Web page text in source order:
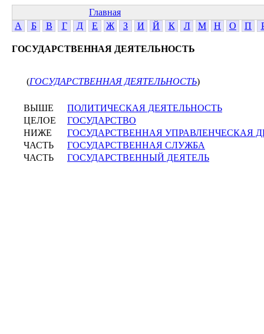
Главная
А
Б В Г Д Е Ж З И Й К Л М Н О П
ГОСУДАРСТВЕННАЯ ДЕЯТЕЛЬНОСТЬ
(ГОСУДАРСТВЕННАЯ ДЕЯТЕЛЬНОСТЬ)
ВЫШЕ
ПОЛИТИЧЕСКАЯ ДЕЯТЕЛЬНОСТЬ
ЦЕЛОЕ
ГОСУДАРСТВО
НИЖЕ
ГОСУДАРСТВЕННАЯ УПРАВЛЕНЧЕСКАЯ
ЧАСТЬ
ГОСУДАРСТВЕННАЯ СЛУЖБА
ЧАСТЬ
ГОСУДАРСТВЕННЫЙ ДЕЯТЕЛЬ